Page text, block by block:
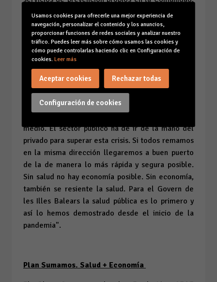
y 22 centros de mutuas con 303 trabajadores en
los centros de mutuas (224 sanitarios y 79
administrativos), que ponemos a disposición de
las autoridades sanitarias siguiendo estrictamente
el calendario marcado”.
La consellera de Salut del Govern ha cerrado el
acto haciendo énfasis en que "la suma del
esfuerzo de todos nos ayudará a afrontar esta
medio. El sector público ha de ir de la mano del
privado para superar esta crisis. Si todos remamos
en la misma dirección llegaremos a buen puerto
de la de manera lo más rápida y segura posible.
Sin salud no hay economía posible. Sin economía,
también se resiente la salud. Para el Govern de
les Illes Balears la salud pública es lo primero y
así lo hemos demostrado desde el inicio de la
pandemia".
Plan Sumamos. Salud + Economía
Usamos cookies para ofrecerle una mejor experiencia de
navegación, personalizar el contenido y los anuncios,
proporcionar funciones de redes sociales y analizar nuestro
tráfico. Puedes leer más sobre cómo usamos las cookies y
cómo puede controlarlas haciendo clic en Configuración de
cookies. Leer más
Configuración de cookies
Aceptar cookies Rechazar todas